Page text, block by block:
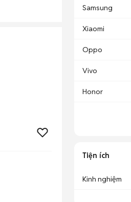
Samsung
Xiaomi
Oppo
Vivo
Honor
Tiện ích
Kinh nghiệm